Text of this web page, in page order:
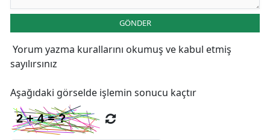
GÖNDER
Yorum yazma kurallarını okumuş ve kabul etmiş
sayılırsınız
Aşağıdaki görselde işlemin sonucu kaçtır